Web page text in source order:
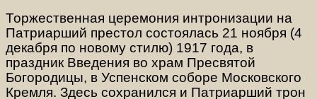
Торжественная церемония интронизации на
Патриарший престол состоялась 21 ноября (4
декабря по новому стилю) 1917 года, в
праздник Введения во храм Пресвятой
Богородицы, в Успенском соборе Московского
Кремля. Здесь сохранился и Патриарший трон